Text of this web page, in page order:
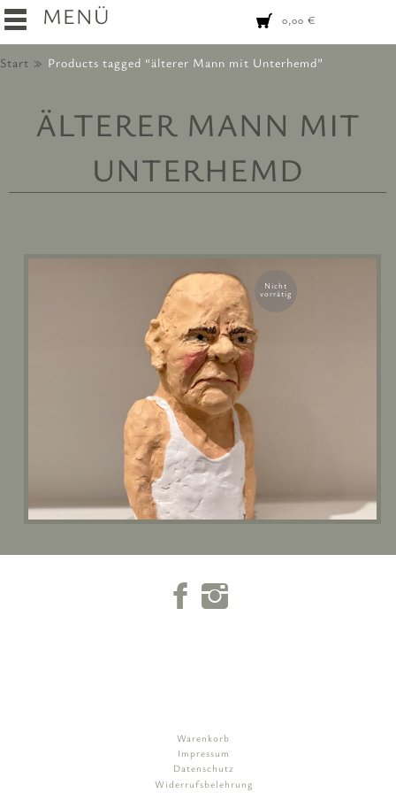
MENÜ 0,00 €
Start Products tagged “älterer Mann mit Unterhemd”
ÄLTERER MANN MIT
UNTERHEMD
Nicht
vorrätig
Warenkorb
Impressum
Datenschutz
Widerrufsbelehrung